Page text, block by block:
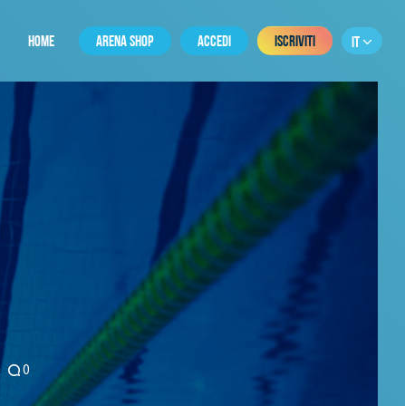
HOME ARENA SHOP ACCEDI ISCRIVITI IT
0